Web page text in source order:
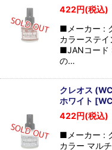
422円(税込)
■メーカー :
カラーステ
■JANコード
の…
クレオス
ホワイト [
422円(税込)
■メーカー :
カラー マル